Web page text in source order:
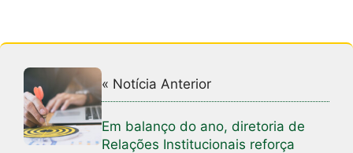
« Notícia Anterior
Em balanço do ano, diretoria de
Relações Institucionais reforça